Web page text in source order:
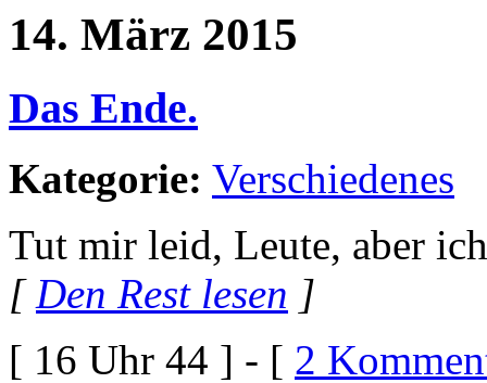
14. März 2015
Das Ende.
Kategorie: Verschiedenes
Tut mir leid, Leute, aber ich
[Den Rest lesen ]
[ 16 Uhr 44 ] - [ 2